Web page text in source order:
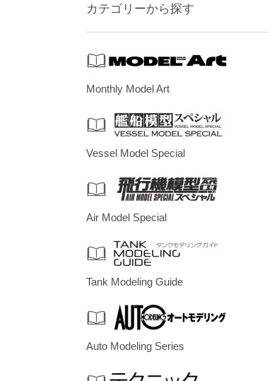
カテゴリーから探す
Monthly Model Art
Vessel Model Special
Air Model Special
Tank Modeling Guide
Auto Modeling Series